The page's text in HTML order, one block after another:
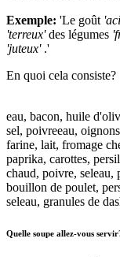
Exemple: 'Le goût
'terreux'des légumes
'juteux' .'
En quoi cela consiste?
eau, bacon, huile
sel, poivreeau,
farine, lait, fromage
paprika, carottes,
chaud, poivre, seleau,
bouillon de poulet,
seleau, granules de
Quelle soupe allez-vous